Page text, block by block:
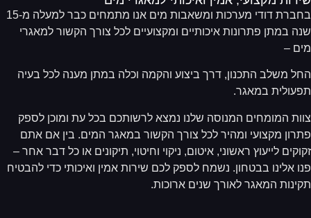
בחברת דודי מערכות ומשאבות מים אנו מתמחים כבר למעלה מ-15
במתן פתרונות איכותיים ומקצועיים לכל צורך הקשור למאגרי
–
משלב התכנון, דרך ביצוע והקמה וכלה במתן מענה לכל בעיה
במאגר.
המומחים המנוסה שלנו נמצא לרשותכם בכל עת ומוכן לספק
מקצועי ומהיר לכל צורך הקשור במאגר המים. בין אם אתם
לייעוץ ראשוני, איטום, ניקוי וחיטוי, תיקונים או כל דבר אחר –
אלינו בבטחון. נשמח לספק לכם שירות אמין ואיכותי כדי להבטיח
המאגר לאורך שנים ארוכות.